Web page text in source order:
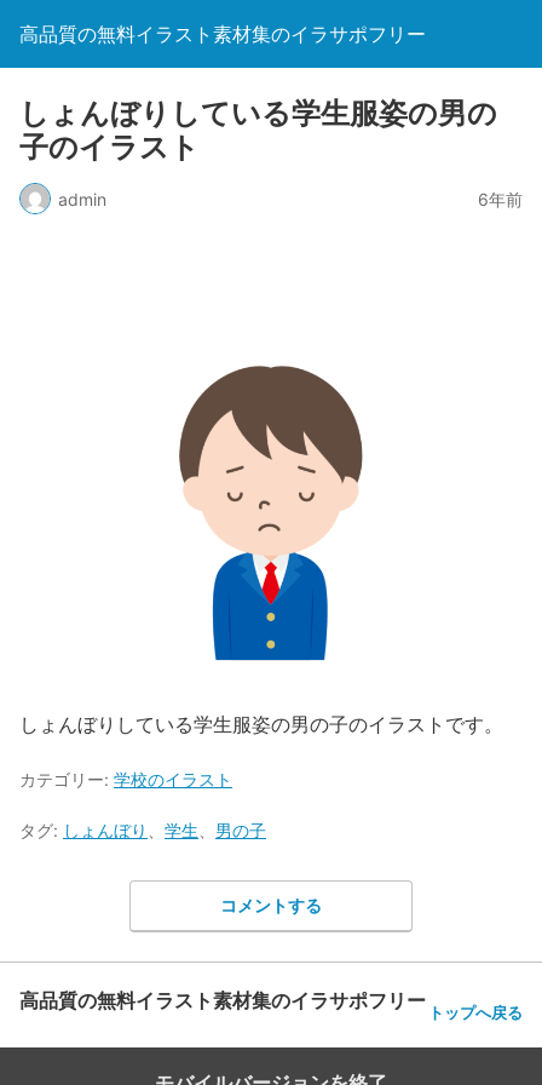
高品質の無料イラスト素材集のイラサポフリー
しょんぼりしている学生服姿の男の
子のイラスト
admin 6年前
しょんぼりしている学生服姿の男の子のイラストです。
カテゴリー: 学校のイラスト
タグ: しょんぼり 学生 男の子
コメントする
高品質の無料イラスト素材集のイラサポフリー トップへ戻る